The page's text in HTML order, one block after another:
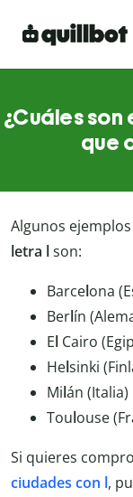
¿Cuáles
que
Algunos
letra lson:
Barcelona
Berlín
El Cairo
Helsinki
Milán (Italia)
Toulouse
Si quieres
ciudades con l,